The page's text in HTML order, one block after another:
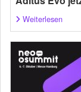
Weiterlesen